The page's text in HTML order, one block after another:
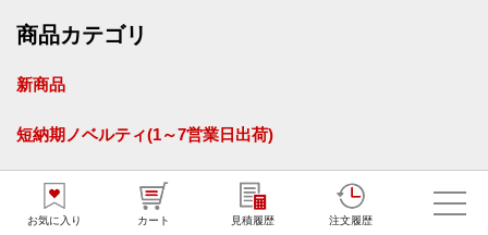
お気に入り カート 見積履歴 注文履歴
商品カテゴリ
新商品
短納期ノベルティ(1～7営業日出荷)
販促花子オリジナル商品